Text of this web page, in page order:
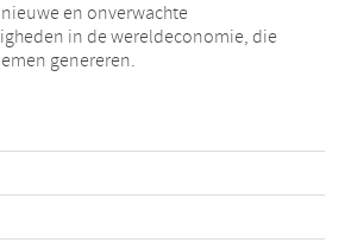
genereren.